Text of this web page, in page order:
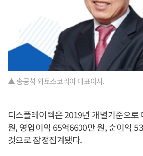
▲ 송공석 와토스코리아 대표이사.
디스플레이텍은 2019년 개별기준으로
원, 영업이익 65억6600만 원, 순이익
것으로 잠정집계됐다.